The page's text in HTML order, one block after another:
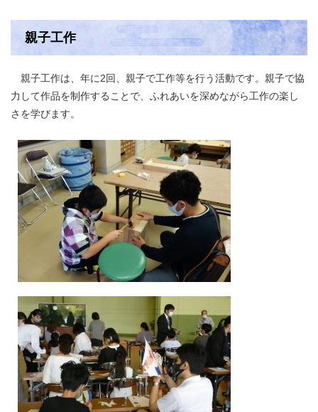
親子工作
親子工作は、年に2回、親子で工作等を行う活動です。親子で協
力して作品を制作することで、ふれあいを深めながら工作の楽し
さを学びます。